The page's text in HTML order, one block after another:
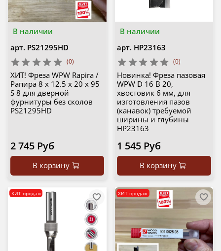
В наличии
арт. PS21295HD
(0)
ХИТ! Фреза WPW Rapira /
Рапира 8 х 12.5 х 20 х 95
S 8 для дверной
фурнитуры без сколов
PS21295HD
2 745 Руб
В корзину
В наличии
арт. HP23163
(0)
Новинка! Фреза пазовая
WPW D 16 B 20,
хвостовик 6 мм, для
изготовления пазов
(канавок) требуемой
ширины и глубины
HP23163
1 545 Руб
В корзину
ХИТ продаж ХИТ продаж